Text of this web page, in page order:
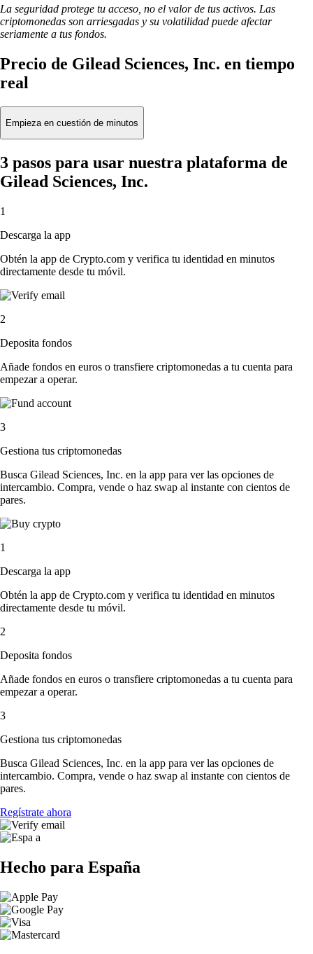
La seguridad protege tu acceso, no el valor de tus activos. Las
criptomonedas son arriesgadas y su volatilidad puede afectar
seriamente a tus fondos.
Precio de Gilead Sciences, Inc. en tiempo
real
Empieza en cuestión de minutos
3 pasos para usar nuestra plataforma de
Gilead Sciences, Inc.
1
Descarga la app
Obtén la app de Crypto.com y verifica tu identidad en minutos
directamente desde tu móvil.
2
Deposita fondos
Añade fondos en euros o transfiere criptomonedas a tu cuenta para
empezar a operar.
3
Gestiona tus criptomonedas
Busca Gilead Sciences, Inc. en la app para ver las opciones de
intercambio. Compra, vende o haz swap al instante con cientos de
pares.
1
Descarga la app
Obtén la app de Crypto.com y verifica tu identidad en minutos
directamente desde tu móvil.
2
Deposita fondos
Añade fondos en euros o transfiere criptomonedas a tu cuenta para
empezar a operar.
3
Gestiona tus criptomonedas
Busca Gilead Sciences, Inc. en la app para ver las opciones de
intercambio. Compra, vende o haz swap al instante con cientos de
pares.
Regístrate ahora
Hecho para España